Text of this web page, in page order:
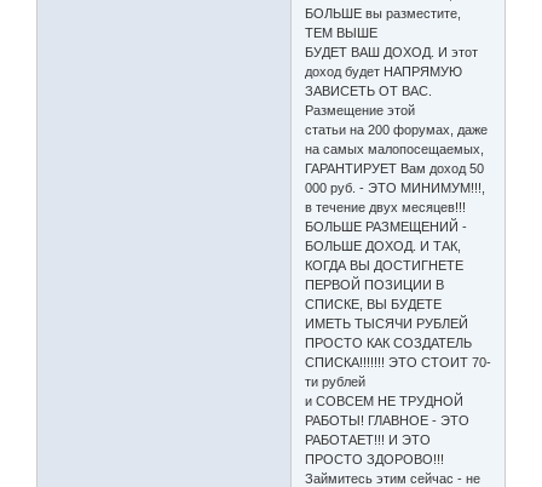
БОЛЬШЕ вы разместите,
ТЕМ ВЫШЕ
БУДЕТ ВАШ ДОХОД. И этот
доход будет НАПРЯМУЮ
ЗАВИСЕТЬ ОТ ВАС.
Размещение этой
статьи на 200 форумах, даже
на самых малопосещаемых,
ГАРАНТИРУЕТ Вам доход 50
000 руб. - ЭТО МИНИМУМ!!!,
в течение двух месяцев!!!
БОЛЬШЕ РАЗМЕЩЕНИЙ -
БОЛЬШЕ ДОХОД. И ТАК,
КОГДА ВЫ ДОСТИГНЕТЕ
ПЕРВОЙ ПОЗИЦИИ В
СПИСКЕ, ВЫ БУДЕТЕ
ИМЕТЬ ТЫСЯЧИ РУБЛЕЙ
ПРОСТО КАК СОЗДАТЕЛЬ
СПИСКА!!!!!!! ЭТО СТОИТ 70-
ти рублей
и СОВСЕМ НЕ ТРУДНОЙ
РАБОТЫ! ГЛАВНОЕ - ЭТО
РАБОТАЕТ!!! И ЭТО
ПРОСТО ЗДОРОВО!!!
Займитесь этим сейчас - не